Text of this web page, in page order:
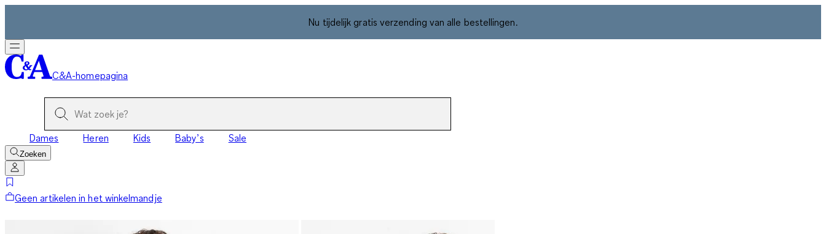
Nu tijdelijk gratis verzending van alle bestellingen.
C&A-homepagina
Dames Heren Kids Baby’s Sale
Zoeken
Geen artikelen in het winkelmandje